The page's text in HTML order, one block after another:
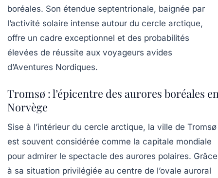
boréales. Son étendue septentrionale, baignée par
l’activité solaire intense autour du cercle arctique,
offre un cadre exceptionnel et des probabilités
élevées de réussite aux voyageurs avides
d’Aventures Nordiques.
Tromsø : l’épicentre des aurores boréales
Norvège
Sise à l’intérieur du cercle arctique, la ville de Tromsø
est souvent considérée comme la capitale mondiale
pour admirer le spectacle des aurores polaires. Grâce
à sa situation privilégiée au centre de l’ovale auroral